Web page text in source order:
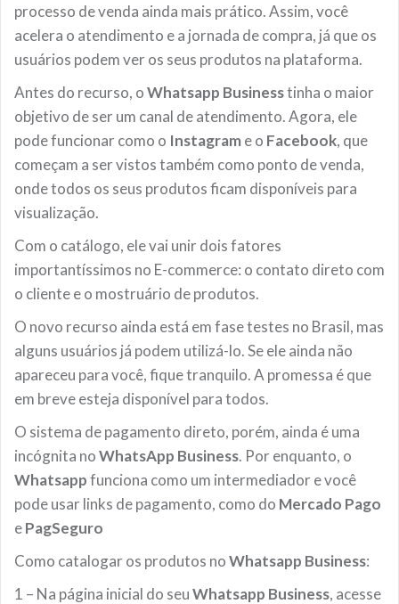
processo de venda ainda mais prático. Assim, você
acelera o atendimento e a jornada de compra, já que os
usuários podem ver os seus produtos na plataforma.
Antes do recurso, oWhatsapp Businesstinha o maior
objetivo de ser um canal de atendimento. Agora, ele
pode funcionar como o Instagrame o Facebook, que
começam a ser vistos também como ponto de venda,
onde todos os seus produtos ficam disponíveis para
visualização.
Com o catálogo, ele vai unir dois fatores
importantíssimos no E-commerce: o contato direto com
o cliente e o mostruário de produtos.
O novo recurso ainda está em fase testes no Brasil, mas
alguns usuários já podem utilizá-lo. Se ele ainda não
apareceu para você, fique tranquilo. A promessa é que
em breve esteja disponível para todos.
O sistema de pagamento direto, porém, ainda é uma
incógnita noWhatsApp Business. Por enquanto, o
Whatsappfunciona como um intermediador e você
pode usar links de pagamento, como do Mercado Pago
ePagSeguro
Como catalogar os produtos noWhatsapp Business:
1 – Na página inicial do seuWhatsapp Business, acesse